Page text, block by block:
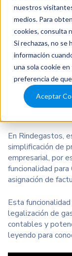
nuestros
medios. Para
cookies, consulta
Si rechazas, no se
información
una sola cookie
preferencia de
Aceptar
2024-08-
En Rindegastos,
simplificación de
empresarial, por
funcionalidad
asignación de
Esta
legalización de
contables y
leyendo para